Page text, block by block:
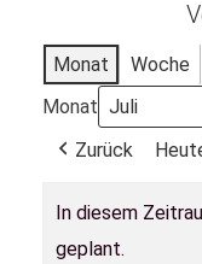
Monat Woche
Monat
Zurück
In diesem
geplant.